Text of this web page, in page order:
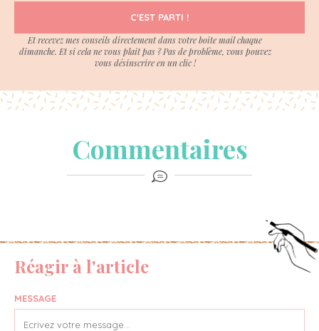
C'EST PARTI !
Et recevez mes conseils directement dans votre boite mail chaque
dimanche. Et si cela ne vous plait pas ? Pas de problème, vous pouvez
vous désinscrire en un clic !
Commentaires
Réagir à l'article
MESSAGE